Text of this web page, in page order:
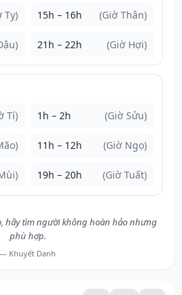
Tỵ) 15h – 16h (Giờ Thân)
21h – 22h (Giờ Hợi)
Tí) 1h – 2h (Giờ Sửu)
11h – 12h (Giờ Ngọ)
19h – 20h (Giờ Tuất)
hãy tìm người không hoàn hảo nhưng
phù hợp.
— Khuyết Danh